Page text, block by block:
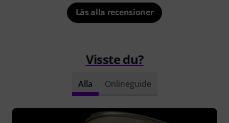
Läs alla recensioner
Visste du?
Alla Onlineguide